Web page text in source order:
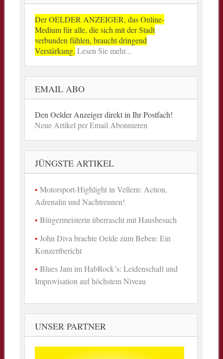
Der OELDER ANZEIGER, das Online-
Medium für alle, die sich mit der Stadt
verbunden fühlen, braucht dringend
Verstärkung. Lesen Sie mehr...
EMAIL ABO
Den Oelder Anzeiger direkt in Ihr Postfach!
Neue Artikel per Email Abonnieren
JÜNGSTE ARTIKEL
Motorsport-Highlight in Vellern: Action,
Adrenalin und Nachtrennen!
Bürgermeisterin überrascht mit Hausbesuch
John Diva brachte Oelde zum Beben: Ein
Konzertbericht
Blues Jam im HabRock´s: Leidenschaft und
Improvisation auf höchstem Niveau
UNSER PARTNER